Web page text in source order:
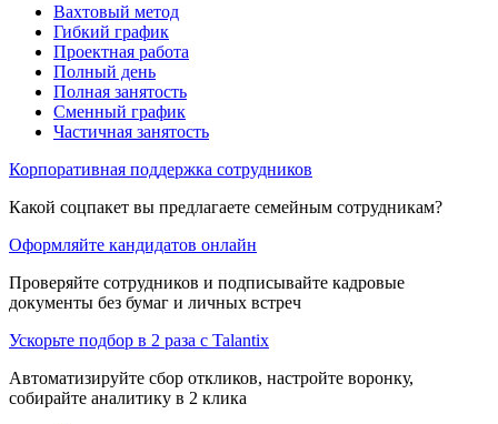
Вахтовый метод
Гибкий график
Проектная работа
Полный день
Полная занятость
Сменный график
Частичная занятость
Корпоративная поддержка сотрудников
Какой соцпакет вы предлагаете семейным сотрудникам?
Оформляйте кандидатов онлайн
Проверяйте сотрудников и подписывайте кадровые
документы без бумаг и личных встреч
Ускорьте подбор в 2 раза с Talantix
Автоматизируйте сбор откликов, настройте воронку,
собирайте аналитику в 2 клика